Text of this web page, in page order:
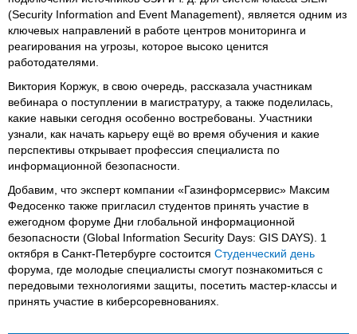
(Security Information and Event Management), является одним из
ключевых направлений в работе центров мониторинга и
реагирования на угрозы, которое высоко ценится
работодателями.
Виктория Коржук, в свою очередь, рассказала участникам
вебинара о поступлении в магистратуру, а также поделилась,
какие навыки сегодня особенно востребованы. Участники
узнали, как начать карьеру ещё во время обучения и какие
перспективы открывает профессия специалиста по
информационной безопасности.
Добавим, что эксперт компании «Газинформсервис» Максим
Федосенко также пригласил студентов принять участие в
ежегодном форуме Дни глобальной информационной
безопасности (Global Information Security Days: GIS DAYS). 1
октября в Санкт-Петербурге состоится Студенческий день
форума, где молодые специалисты смогут познакомиться с
передовыми технологиями защиты, посетить мастер-классы и
принять участие в киберсоревнованиях.